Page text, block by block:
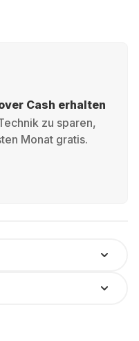
Cash erhalten
zu sparen,
Monat gratis.